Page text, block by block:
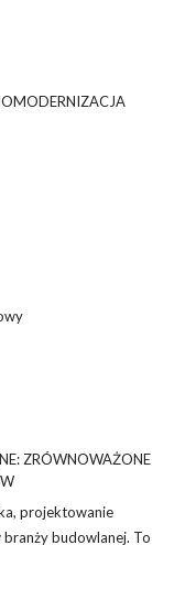
ZRÓWNOWAŻONE
projektowanie
budowlanej. To